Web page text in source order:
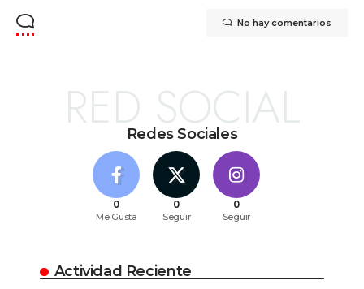
No hay comentarios
Redes Sociales
RED SOCIAL
0
Me Gusta
0
Seguir
0
Seguir
Actividad Reciente